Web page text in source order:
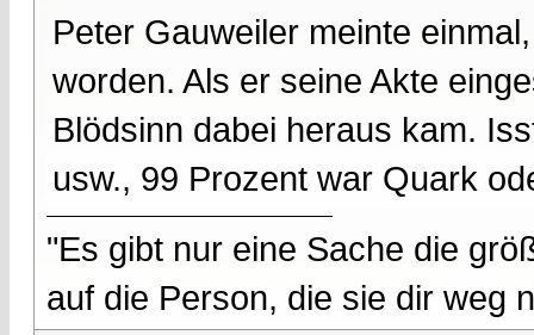
Peter Gauweiler meinte
worden. Als er seine Akte
Blödsinn dabei heraus kam.
usw., 99 Prozent war Quark
"Es gibt nur eine Sache die
auf die Person, die sie dir weg